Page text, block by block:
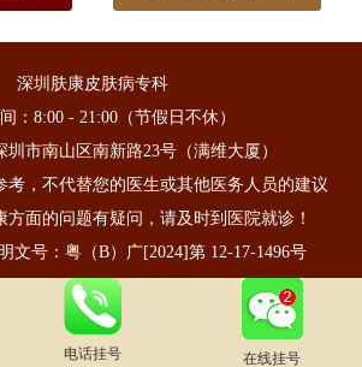
深圳肤康皮肤病专科
：8:00 - 21:00（节假日不休）
圳市南山区南新路23号（满维大厦）
考，不代替您的医生或其他医务人员的建议
方面的问题有疑问，请及时到医院就诊！
文号：粤（B）广[2024]第 12-17-1496号
电话挂号 在线挂号